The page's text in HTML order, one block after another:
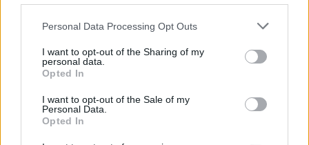
Personal Data Processing Opt Outs
I want to opt-out of the Sharing of my
personal data.
Opted In
I want to opt-out of the Sale of my
Personal Data.
Opted In
per aziende che non richiedono trattamenti di cassa
integrazione
1.170 euro
2020-12-29
Regime quadro nazionale sugli aiuti di Stato –
COVID 19 (Artt. 54 - 61 del DL Rilancio come modificato
dall'art. 62 del
UNIONE REGIONALE DELLE CAMERE DI COMMERCIO